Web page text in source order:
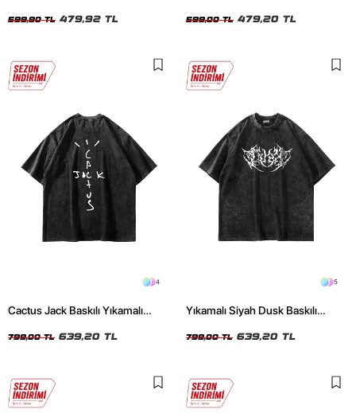
599,90 TL 479,92 TL 599,00 TL 479,20 TL
4
Cactus Jack Baskılı Yıkamalı
799,00 TL 639,20 TL
5
Yıkamalı Siyah Dusk Baskılı
799,00 TL 639,20 TL